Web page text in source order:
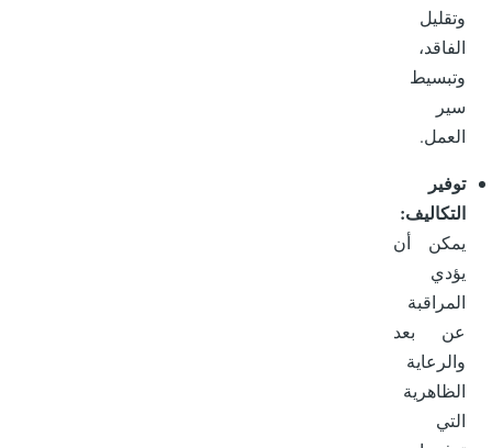
وتقليل
الفاقد،
وتبسيط
سير
العمل.
توفير
التكاليف:
يمكن أن
يؤدي
المراقبة
عن بعد
والرعاية
الظاهرية
التي